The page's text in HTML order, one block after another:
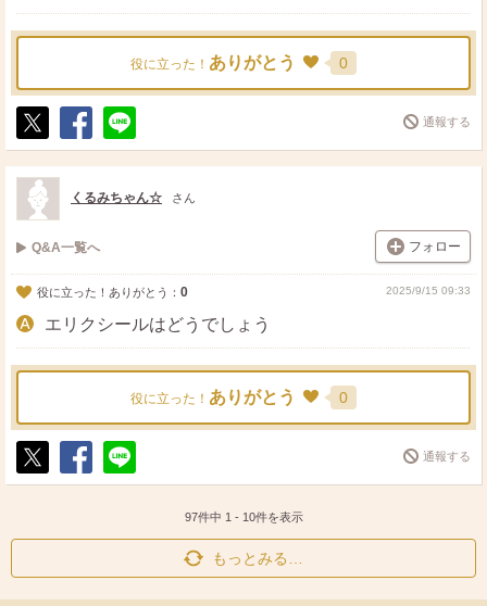
役に立った！ ありがとう 0
ポ
ス
ト
シ
ェ
送
る
通報する
くるみちゃん☆ さん
Q&A一覧へ フォロー
役に立った！ありがとう： 0 2025/9/15 09:33
エリクシールはどうでしょう
役に立った！ ありがとう 0
ポ
シ
送
通報する
97件中 1 - 10件を表示
もっとみる…